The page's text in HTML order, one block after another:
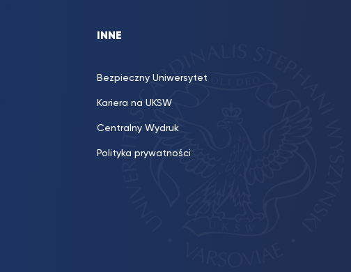
INNE
Bezpieczny Uniwersytet
Kariera na UKSW
Centralny Wydruk
Polityka prywatności